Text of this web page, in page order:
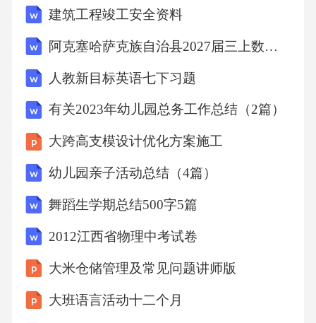
预拱度，预拱度设置详见S4（18）-5-4主梁预拱
度设置图，其余各跨均不设预拱度。抗震措施
1）本桥上部结构各支座处均设置钢制抗震挡
块；支座布置所有支座均采用耐久性好的球型
钢支座。本支座用于钢箱梁，与混凝土梁球型
支座安装方式相比应上下倒置。支座布置详见
相关图纸。支座与钢箱梁底板下的支座垫板焊
构造，必要时在该处可起顶以方便更换支座。
桥面排水桥面自道路中心线向两侧方向分别设
置2%排水横坡，桥面每隔6m设置一处泄水管
道，收集桥面雨水通过纵向集水管由大里程向
小里程方向汇集至3#桥台后方的沉淀池。6、施
建筑工程竣工安全资料
阿克塞哈萨克族自治县2027届三上数学期末复习检测模拟试题含解析
人教新目标英语七下习题
有关2023年幼儿园总务工作总结（2篇）
大跨高支模设计优化方案施工
幼儿园亲子活动总结（4篇）
舞蹈生学期总结500字5篇
2012江西省物理中考试卷
大米仓储管理及常见问题讲师版
大班语言活动十二个月